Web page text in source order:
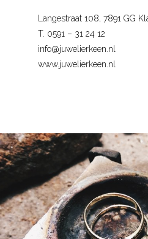
Langestraat 108, 7891 GG
T. 0591 – 31 24 12
info@juwelierkeen.nl
www.juwelierkeen.nl